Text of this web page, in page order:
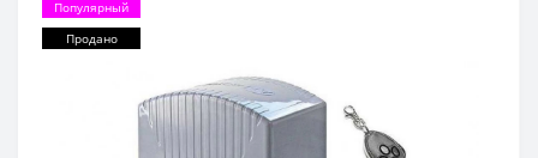
Популярный
Продано